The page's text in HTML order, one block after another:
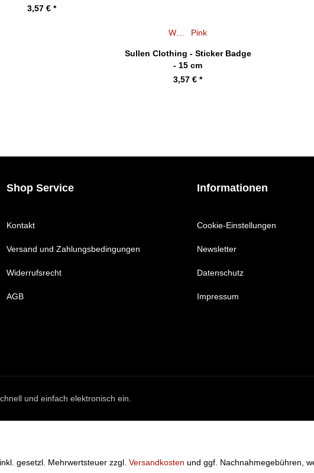
3,57 € *
Weiß Pink
Sullen Clothing - Sticker Badge
- 15 cm
3,57 € *
Shop Service
Kontakt
Versand und Zahlungsbedingungen
Widerrufsrecht
AGB
Informationen
Cookie-Einstellungen
Newsletter
Datenschutz
Impressum
und einfach elektronisch ein.
gesetzl. Mehrwertsteuer zzgl. Versandkosten und ggf. Nachnahmegebühren,